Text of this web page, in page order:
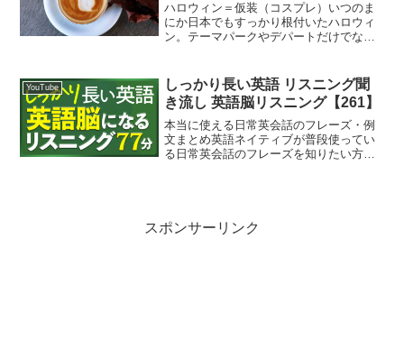
ハロウィン＝仮装（コスプレ）いつのま
にか日本でもすっかり根付いたハロウィ
ン。テーマパークやデパートだけでな
トになりました。ハロウィンは、毎年10
月31日に行われています...
YouTube
しっかり長い英語 リスニング聞
き流し 英語脳リスニング【261】
本当に使える日常英会話のフレーズ・例
文まとめ英語ネイティブが普段使ってい
る日常英会話のフレーズを知りたい方向
スポンサーリンク